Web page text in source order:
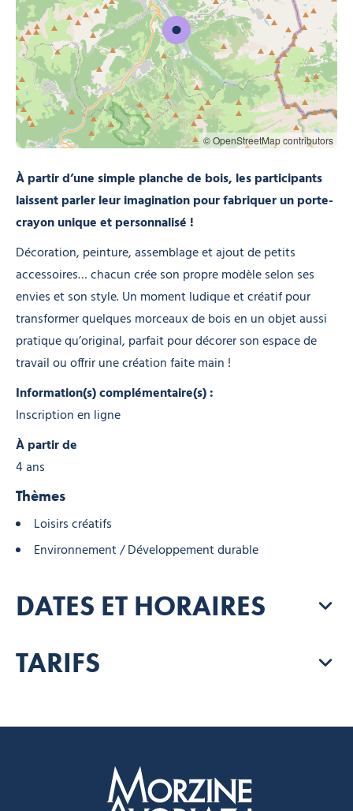
À partir d’une simple planche de bois, les participants
laissent parler leur imagination pour fabriquer un porte-
crayon unique et personnalisé !
Décoration, peinture, assemblage et ajout de petits
accessoires… chacun crée son propre modèle selon ses
envies et son style. Un moment ludique et créatif pour
transformer quelques morceaux de bois en un objet aussi
pratique qu’original, parfait pour décorer son espace de
travail ou offrir une création faite main !
Information(s) complémentaire(s) :
Inscription en ligne
À partir de
4 ans
Thèmes
Loisirs créatifs
Environnement / Développement durable
DATES ET HORAIRES
TARIFS
© OpenStreetMap contributors